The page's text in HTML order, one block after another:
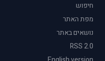
חיפוש
מפת האתר
נושאים באתר
RSS 2.0